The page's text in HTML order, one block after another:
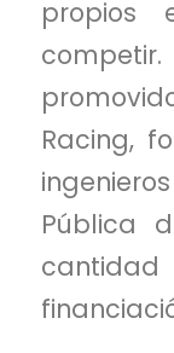
propios
Racing,
Pública